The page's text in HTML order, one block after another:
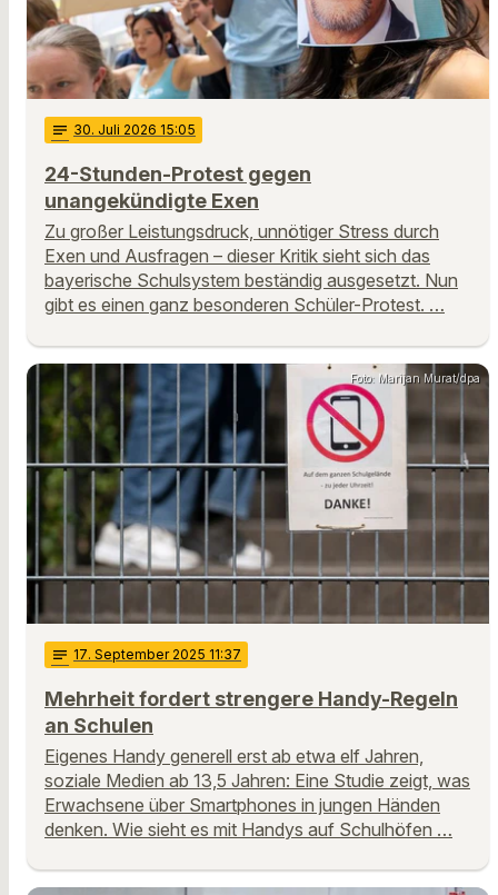
notes 30. Juli 2026 15:05
24-Stunden-Protest gegen
unangekündigte Exen
Zu großer Leistungsdruck, unnötiger Stress durch
Exen und Ausfragen – dieser Kritik sieht sich das
bayerische Schulsystem beständig ausgesetzt. Nun
gibt es einen ganz besonderen Schüler-Protest. …
Foto: Marijan Murat/dpa
notes 17. September 2025 11:37
Mehrheit fordert strengere Handy-Regeln
an Schulen
Eigenes Handy generell erst ab etwa elf Jahren,
soziale Medien ab 13,5 Jahren: Eine Studie zeigt, was
Erwachsene über Smartphones in jungen Händen
denken. Wie sieht es mit Handys auf Schulhöfen …